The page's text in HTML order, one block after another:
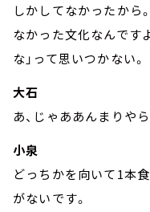
しかしてなかったから
なかった文化なんです
な」って思いつかない。
大石
あ、じゃああんまりや
小泉
どっちかを向いて1本
がないです。